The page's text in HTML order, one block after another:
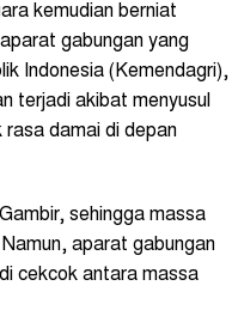
kemudian berniat
gabungan yang
Indonesia (Kemendagri),
terjadi akibat menyusul
rasa damai di depan
sehingga massa
aparat gabungan
cekcok antara massa